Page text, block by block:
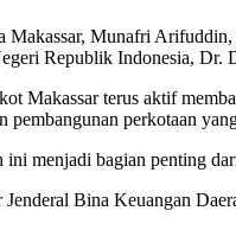
Munafri Arifuddin,
Republik Indonesia, Dr.
terus aktif
pembangunan perkotaan
menjadi bagian penting
Bina Keuangan